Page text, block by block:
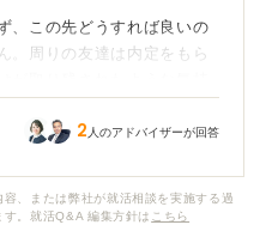
、この先どうすれば良いの
。周りの友達は内定をもら
が取り残されたような気持
、内定を掴み取ることがで
2 人のアドバイザーが回答
、または弊社が就活相談を実施する過
。就活Q&A 編集方針は こちら